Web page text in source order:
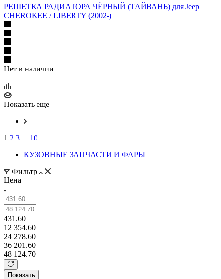
РЕШЕТКА РАДИАТОРА ЧЁРНЫЙ (ТАЙВАНЬ) для Jeep
CHEROKEE / LIBERTY (2002-)
Нет в наличии
Показать еще
1 2 3 ... 10
КУЗОВНЫЕ ЗАПЧАСТИ И ФАРЫ
Фильтр
Цена
431.60
12 354.60
24 278.60
36 201.60
48 124.70
Показать